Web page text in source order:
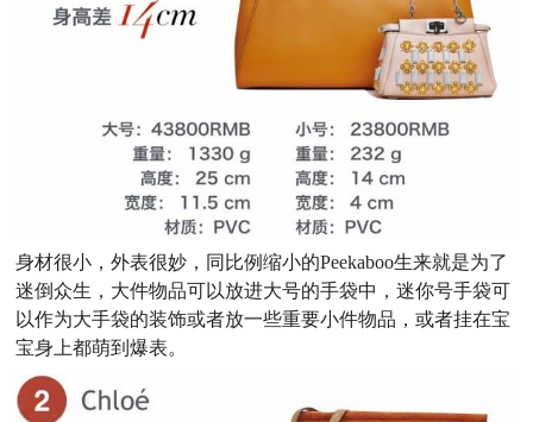
身材很小，外表很妙，同比例缩小的Peekaboo生来就是为了
迷倒众生，大件物品可以放进大号的手袋中，迷你号手袋可
以作为大手袋的装饰或者放一些重要小件物品，或者挂在宝
宝身上都萌到爆表。